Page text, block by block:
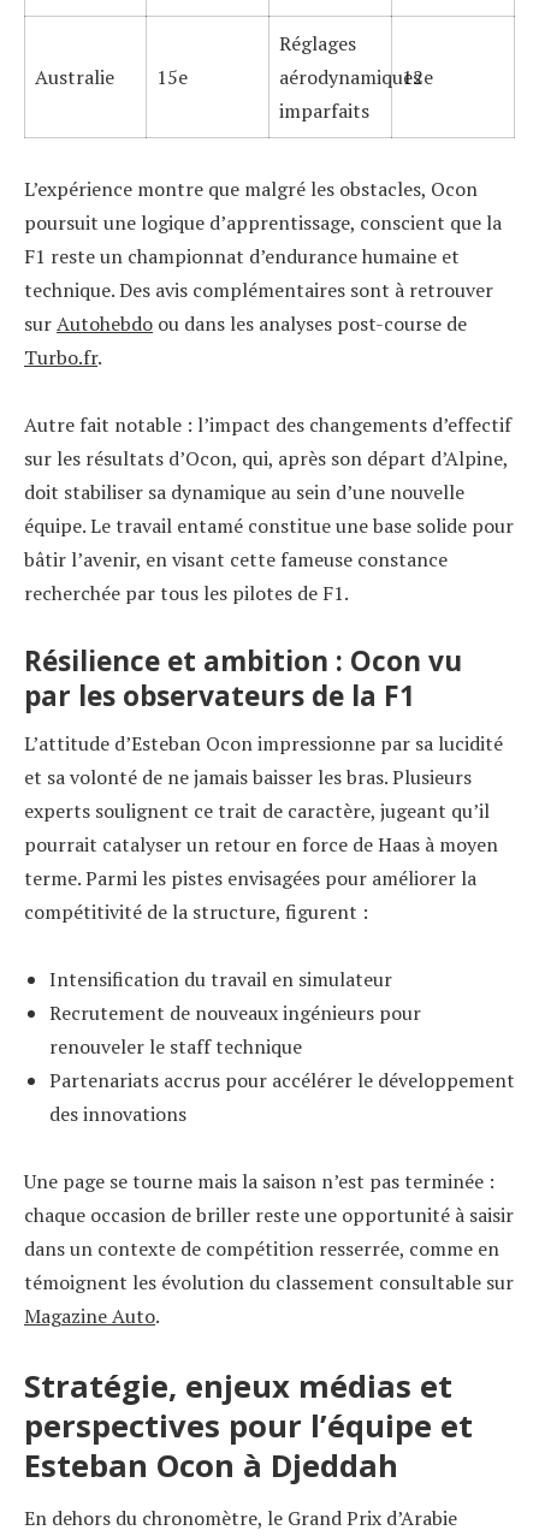
Australie 15e
Réglages
aérodynamiques
imparfaits
12e
L’expérience montre que malgré les obstacles, Ocon
poursuit une logique d’apprentissage, conscient que la
F1 reste un championnat d’endurance humaine et
technique. Des avis complémentaires sont à retrouver
surAutohebdo ou dans les analyses post-course de
Turbo.fr.
Autre fait notable : l’impact des changements d’effectif
sur les résultats d’Ocon, qui, après son départ d’Alpine,
doit stabiliser sa dynamique au sein d’une nouvelle
équipe. Le travail entamé constitue une base solide pour
bâtir l’avenir, en visant cette fameuse constance
recherchée par tous les pilotes de F1.
Résilience et ambition : Ocon vu
par les observateurs de la F1
L’attitude d’Esteban Ocon impressionne par sa lucidité
et sa volonté de ne jamais baisser les bras. Plusieurs
experts soulignent ce trait de caractère, jugeant qu’il
pourrait catalyser un retour en force de Haas à moyen
terme. Parmi les pistes envisagées pour améliorer la
compétitivité de la structure, figurent :
Intensification du travail en simulateur
Recrutement de nouveaux ingénieurs pour
renouveler le staff technique
Partenariats accrus pour accélérer le développement
des innovations
Une page se tourne mais la saison n’est pas terminée :
chaque occasion de briller reste une opportunité à saisir
dans un contexte de compétition resserrée, comme en
témoignent les évolution du classement consultable sur
Magazine Auto.
Stratégie, enjeux médias et
perspectives pour l’équipe et
Esteban Ocon à Djeddah
En dehors du chronomètre, le Grand Prix d’Arabie